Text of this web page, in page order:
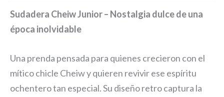
Sudadera Cheiw Junior – Nostalgia dulce de una
época inolvidable
Una prenda pensada para quienes crecieron con el
mítico chicle Cheiw y quieren revivir ese espíritu
ochentero tan especial. Su diseño retro captura la